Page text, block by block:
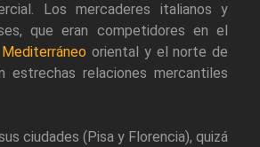
Los mercaderes italianos y
que eran competidores en el
Mediterráneo oriental y el norte de
estrechas relaciones mercantiles
ciudades (Pisa y Florencia), quizá